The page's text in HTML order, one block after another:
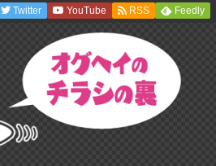
Twitter YouTube RSS Feedly